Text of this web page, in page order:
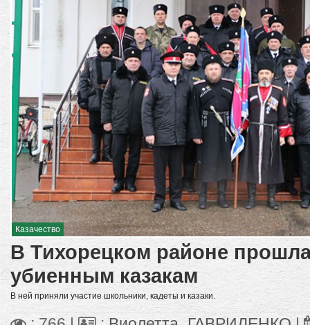
Казачество
В Тихорецком районе
убиенным казакам
В ней приняли участие школьники, кадеты и казаки.